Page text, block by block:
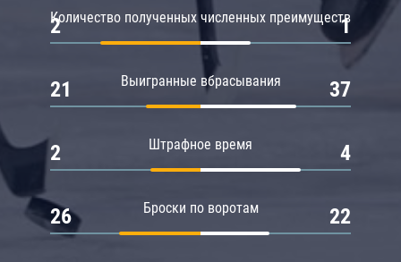
Количество полученных численных преимуществ
2 1
Выигранные вбрасывания
21 37
Штрафное время
2 4
Броски по воротам
26 22